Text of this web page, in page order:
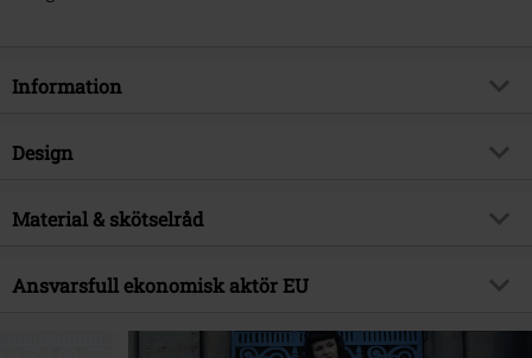
Information
Artikelnummer
Brand
Releasedatum
01/10/2024
Unisex
Design
Produkttyp
Material & skötselråd
Yttermaterial
100% Akryl
Ansvarsfull ekonomisk aktör EU
Innocent Clothing Europe Ltd